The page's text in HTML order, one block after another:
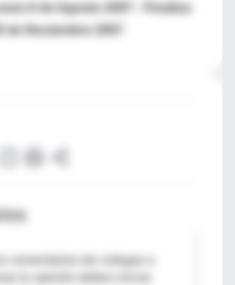
6 de Agosto 2007 - Finaliza:
de Noviembre 2007
comentarios de colegas o